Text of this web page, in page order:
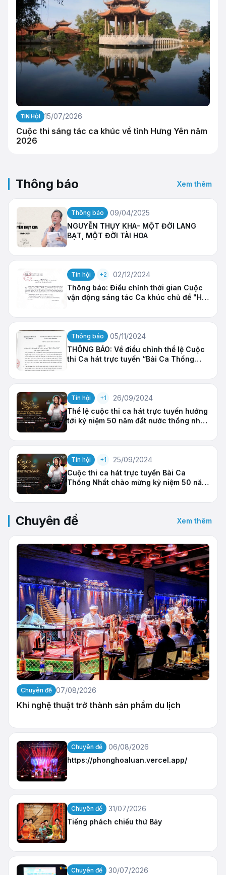
TIN HỘI 15/07/2026
Cuộc thi sáng tác ca khúc về tỉnh Hưng Yên năm
2026
Thông báo Xem thêm
Thông báo
09/04/2025
NGUYỄN THỤY KHA- MỘT ĐỜI LANG
BẠT, MỘT ĐỜI TÀI HOA
Tin hội +2
02/12/2024
Thông báo: Điều chỉnh thời gian Cuộc
vận động sáng tác Ca khúc chủ đề "Hát
Thông báo
05/11/2024
THÔNG BÁO: Về điều chỉnh thể lệ Cuộc
thi Ca hát trực tuyến “Bài Ca Thống
Tin hội +1
26/09/2024
Thể lệ cuộc thi ca hát trực tuyến hướng
tới kỷ niệm 50 năm đất nước thống nhất
Tin hội +1
25/09/2024
Cuộc thi ca hát trực tuyến Bài Ca
Thống Nhất chào mừng kỷ niệm 50 năm
(30/04/1975-30/04/2025)
Chuyên đề Xem thêm
Chuyên đề 07/08/2026
Khi nghệ thuật trở thành sản phẩm du lịch
Chuyên đề
06/08/2026
https://phonghoaluan.vercel.app/
Chuyên đề
31/07/2026
Tiếng phách chiều thứ Bảy
Chuyên đề
30/07/2026